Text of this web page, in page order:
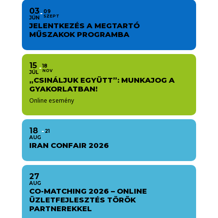
03
JÚN
09
SZEPT
JELENTKEZÉS A MEGTARTÓ
MŰSZAKOK PROGRAMBA
15
JÚL
18
NOV
„CSINÁLJUK EGYÜTT”: MUNKAJOG A
GYAKORLATBAN!
Online esemény
18
AUG
21
IRAN CONFAIR 2026
27
AUG
CO-MATCHING 2026 – ONLINE
ÜZLETFEJLESZTÉS TÖRÖK
PARTNEREKKEL